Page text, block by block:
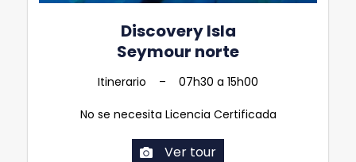
Discovery Isla
Seymour norte
Itinerario – 07h30 a 15h00
No se necesita Licencia Certificada
Ver tour